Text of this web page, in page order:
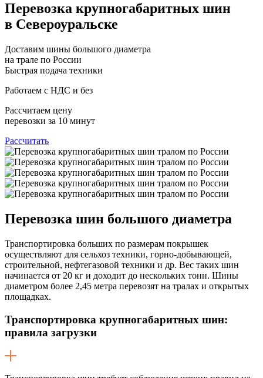
Перевозка крупногабаритных шин
в Североуральске
Доставим шины большого диаметра
на трале по России
Быстрая подача техники
Работаем с НДС и без
Рассчитаем цену
перевозки за 10 минут
Рассчитать
Перевозка шин большого диаметра
Транспортировка больших по размерам покрышек
осуществляют для сельхоз техники, горно-добывающей,
строительной, нефтегазовой техники и др. Вес таких шин
начинается от 20 кг и доходит до нескольких тонн. Шины
диаметром более 2,45 метра перевозят на тралах и открытых
площадках.
Транспортировка крупногабаритных шин:
правила загрузки